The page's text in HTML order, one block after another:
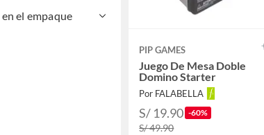
el empaque
PIP GAMES
Juego De Mesa Doble
Domino Starter
Por FALABELLA
S/ 19.90 -60%
S/ 49.90